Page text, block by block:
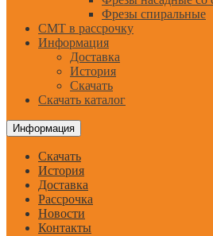
Фрезы спиральные
CMT в рассрочку
Информация
Доставка
История
Скачать
Скачать каталог
Информация
Скачать
История
Доставка
Рассрочка
Новости
Контакты